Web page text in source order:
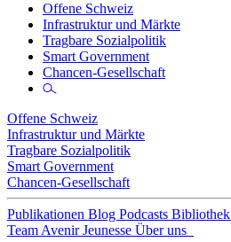
Offene Schweiz
Infrastruktur und Märkte
Tragbare Sozialpolitik
Smart Government
Chancen-Gesellschaft
Offene Schweiz
Infrastruktur und Märkte
Tragbare Sozialpolitik
Smart Government
Chancen-Gesellschaft
Publikationen Blog Podcasts Bibliothek
Team Avenir Jeunesse Über uns